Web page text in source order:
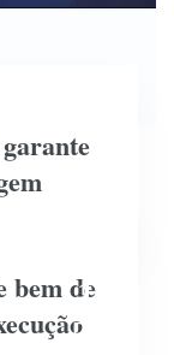
11
DEZ
bem de